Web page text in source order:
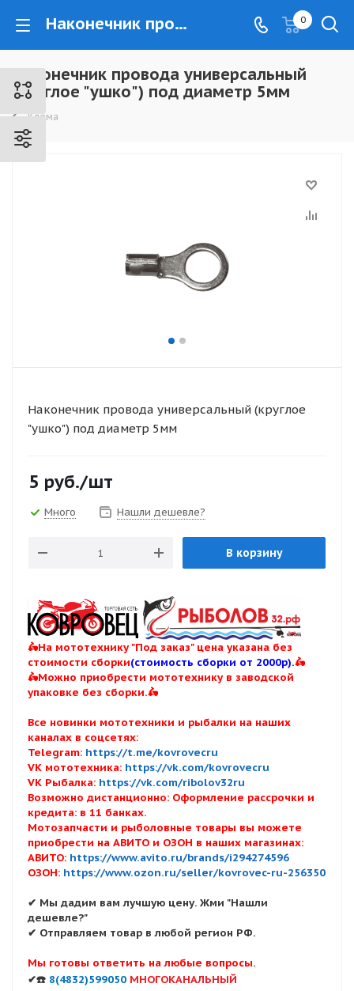
Наконечник провода универсальный (круглое "ушко") под диаметр 5мм - www.kovrovec.ru 0
Наконечник провода универсальный
(круглое "ушко") под диаметр 5мм
Клема
Наконечник провода универсальный (круглое
"ушко") под диаметр 5мм
5 руб./шт
Много Нашли дешевле?
В корзину
🛵На мототехнику "Под заказ" цена указана без
стоимости сборки(стоимость сборки от 2000р).🛵
🛵Можно приобрести мототехнику в заводской
упаковке без сборки.🛵
Все новинки мототехники и рыбалки на наших
каналах в соцсетях:
Telegram: https://t.me/kovrovecru
VK мототехника: https://vk.com/kovrovecru
VK Рыбалка: https://vk.com/ribolov32ru
Возможно дистанционно: Оформление рассрочки и
кредита: в 11 банках.
Мотозапчасти и рыболовные товары вы можете
приобрести на АВИТО и ОЗОН в наших магазинах:
АВИТО: https://www.avito.ru/brands/i294274596
ОЗОН: https://www.ozon.ru/seller/kovrovec-ru-256350
✔ Мы дадим вам лучшую цену. Жми "Нашли
дешевле?"
✔ Отправляем товар в любой регион РФ.
Мы готовы ответить на любые вопросы.
✔☎️ 8(4832)599050 МНОГОКАНАЛЬНЫЙ